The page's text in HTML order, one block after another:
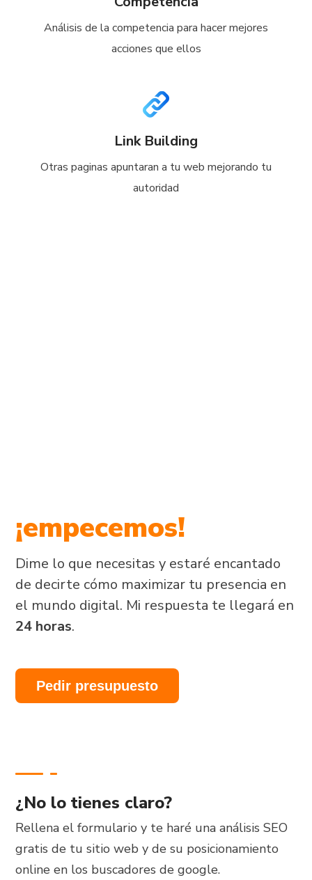
Análisis de la competencia para hacer mejores
acciones que ellos
Link Building
Otras paginas apuntaran a tu web mejorando tu
autoridad
¡empecemos!
Dime lo que necesitas y estaré encantado
de decirte cómo maximizar tu presencia en
el mundo digital. Mi respuesta te llegará en
24 horas.
Pedir presupuesto
¿No lo tienes claro?
Rellena el formulario y te haré una análisis SEO
gratis de tu sitio web y de su posicionamiento
online en los buscadores de google.